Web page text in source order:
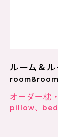
ルーム＆ル
room&room
オーダー枕
pillow、